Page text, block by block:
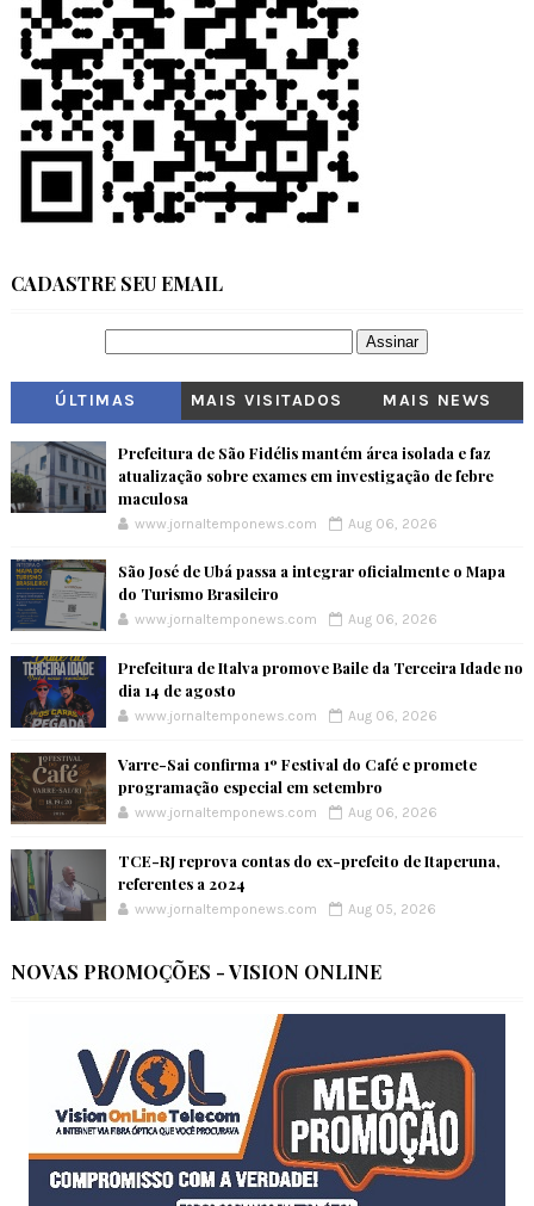
CADASTRE SEU EMAIL
ÚLTIMAS MAIS VISITADOS MAIS NEWS
Prefeitura de São Fidélis mantém área isolada e faz
atualização sobre exames em investigação de febre
maculosa
www.jornaltemponews.com Aug 06, 2026
São José de Ubá passa a integrar oficialmente o Mapa
do Turismo Brasileiro
www.jornaltemponews.com Aug 06, 2026
Prefeitura de Italva promove Baile da Terceira Idade no
dia 14 de agosto
www.jornaltemponews.com Aug 06, 2026
Varre-Sai confirma 1º Festival do Café e promete
programação especial em setembro
www.jornaltemponews.com Aug 06, 2026
TCE-RJ reprova contas do ex-prefeito de Itaperuna,
referentes a 2024
www.jornaltemponews.com Aug 05, 2026
NOVAS PROMOÇÕES - VISION ONLINE